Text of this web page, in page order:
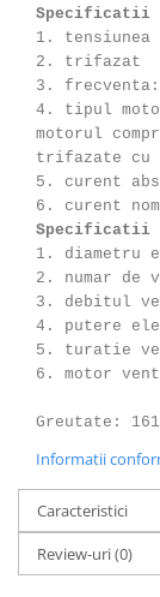
Specificatii
1. tensiunea
2. trifazat
3. frecventa:
4. tipul
motorul
trifazate cu
5. curent
6. curent
Specificatii
1. diametru
2. numar de
3. debitul
4. putere
5. turatie
6. motor
Greutate:
Informatii
Caracteristici
Review-uri(0)